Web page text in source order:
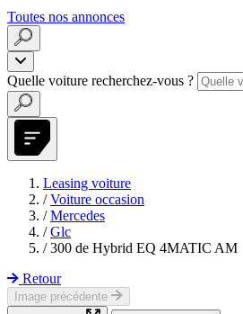
Toutes nos annonces
Quelle voiture recherchez-vous ?
Leasing voiture
/ Voiture occasion
/ Mercedes
/ Glc
/ 300 de Hybrid EQ 4MATIC AM
Retour
Image précédente